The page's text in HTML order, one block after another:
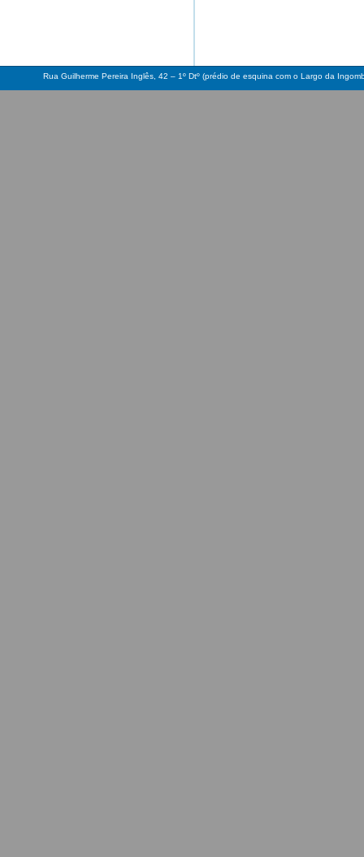
Rua Guilherme Pereira Inglês, 42 – 1º Dtº (prédio de esquina com o Largo da